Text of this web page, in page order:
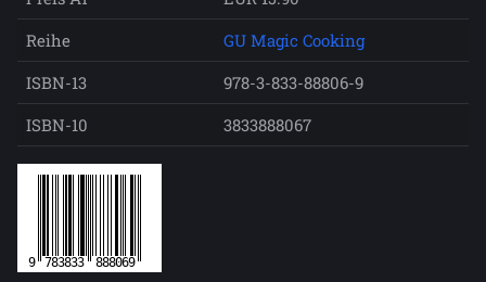
Reihe
GU Magic Cooking
ISBN-13
978-3-833-88806-9
ISBN-10
3833888067